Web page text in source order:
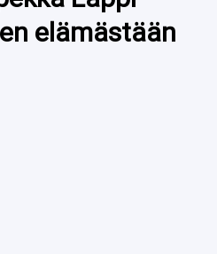
elämästään